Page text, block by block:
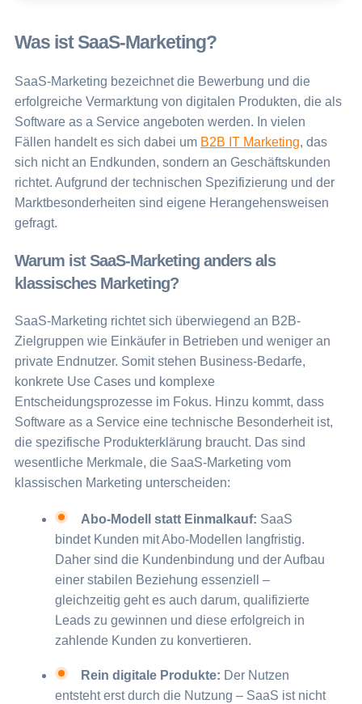
Was ist SaaS-Marketing?
SaaS-Marketing bezeichnet die Bewerbung und die
erfolgreiche Vermarktung von digitalen Produkten, die als
Software as a Service angeboten werden. In vielen
Fällen handelt es sich dabei um B2B IT Marketing, das
sich nicht an Endkunden, sondern an Geschäftskunden
richtet. Aufgrund der technischen Spezifizierung und der
Marktbesonderheiten sind eigene Herangehensweisen
gefragt.
Warum ist SaaS-Marketing anders als
klassisches Marketing?
SaaS-Marketing richtet sich überwiegend an B2B-
Zielgruppen wie Einkäufer in Betrieben und weniger an
private Endnutzer. Somit stehen Business-Bedarfe,
konkrete Use Cases und komplexe
Entscheidungsprozesse im Fokus. Hinzu kommt, dass
Software as a Service eine technische Besonderheit ist,
die spezifische Produkterklärung braucht. Das sind
wesentliche Merkmale, die SaaS-Marketing vom
klassischen Marketing unterscheiden:
Abo-Modell statt Einmalkauf: SaaS
bindet Kunden mit Abo-Modellen langfristig.
Daher sind die Kundenbindung und der Aufbau
einer stabilen Beziehung essenziell –
gleichzeitig geht es auch darum, qualifizierte
Leads zu gewinnen und diese erfolgreich in
zahlende Kunden zu konvertieren.
Rein digitale Produkte: Der Nutzen
entsteht erst durch die Nutzung – SaaS ist nicht